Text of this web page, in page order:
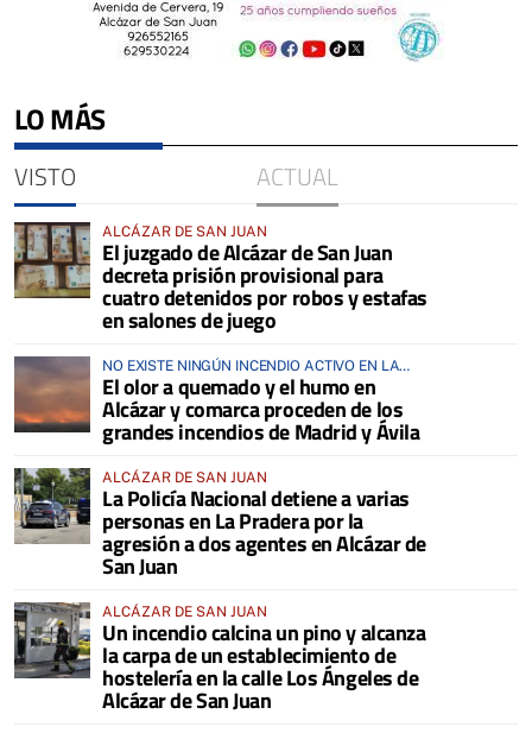
LO MÁS
VISTO ACTUAL
ALCÁZAR DE SAN JUAN
El juzgado de Alcázar de San Juan
decreta prisión provisional para
cuatro detenidos por robos y estafas
en salones de juego
NO EXISTE NINGÚN INCENDIO ACTIVO EN LA
COMARCA
El olor a quemado y el humo en
Alcázar y comarca proceden de los
grandes incendios de Madrid y Ávila
ALCÁZAR DE SAN JUAN
La Policía Nacional detiene a varias
personas en La Pradera por la
agresión a dos agentes en Alcázar de
San Juan
ALCÁZAR DE SAN JUAN
Un incendio calcina un pino y alcanza
la carpa de un establecimiento de
hostelería en la calle Los Ángeles de
Alcázar de San Juan